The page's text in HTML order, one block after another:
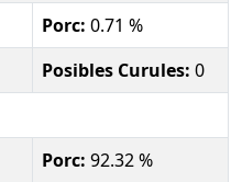
Porc: 0.71 %
Posibles Curules: 0
Porc: 92.32 %